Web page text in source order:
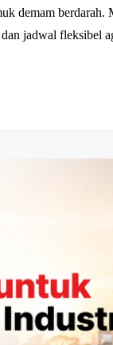
demam
jadwal fleksibel